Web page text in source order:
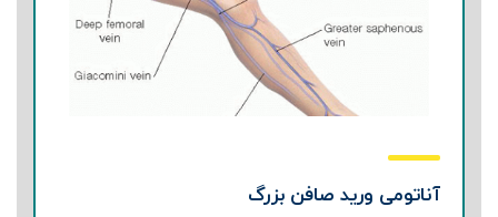
آناتومی ورید صافن بزرگ